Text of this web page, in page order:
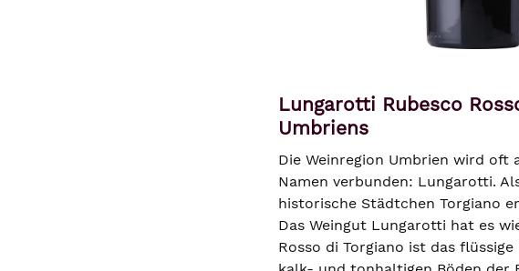
Lungarotti Rubesco
Umbriens
Die Weinregion Umbrien wird
Namen verbunden: Lungarotti.
historische Städtchen Torgiano
Das Weingut Lungarotti hat es
Rosso di Torgiano ist das